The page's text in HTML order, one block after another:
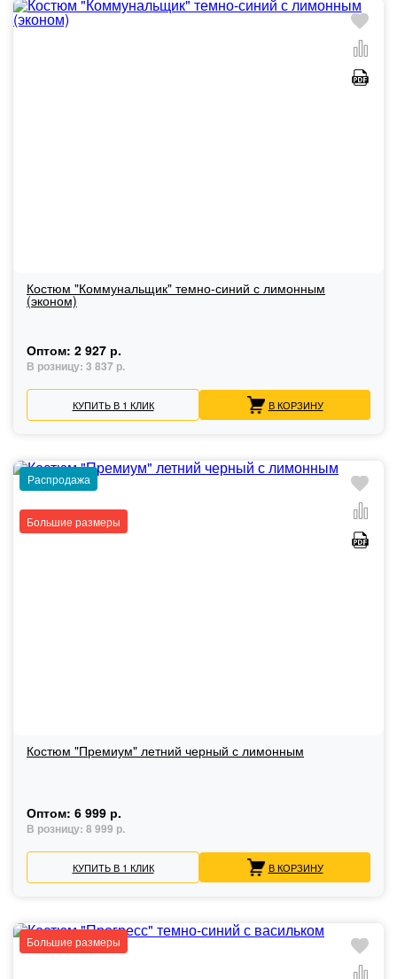
Костюм "Коммунальщик" темно-синий с лимонным
(эконом)
Оптом: 2 927 р.
В розницу: 3 837 р.
КУПИТЬ В 1 КЛИК В КОРЗИНУ
Распродажа
Большие размеры
Костюм "Премиум" летний черный с лимонным
Оптом: 6 999 р.
В розницу: 8 999 р.
КУПИТЬ В 1 КЛИК В КОРЗИНУ
Большие размеры